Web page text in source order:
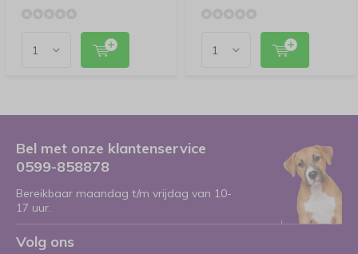
Bel met onze klantenservice
0599-858878
Bereikbaar maandag t/m vrijdag van 10-
17 uur.
Volg ons